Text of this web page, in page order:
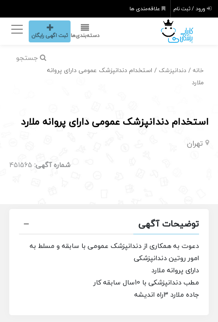
ورود / ثبت نام علاقه‌مندی ها
دسته‌بندی‌ها ثبت اگهی رایگان
جستجو
خانه /دندانپزشک / استخدام دندانپزشک عمومی دارای پروانه
ملارد
استخدام دندانپزشک عمومی دارای پروانه ملارد
تهران
شماره آگهی: 451565
توضیحات آگهی
دعوت به همکاری از دندانپزشک عمومی با سابقه و مسلط به
امور روتین دندانپزشکی
دارای پروانه ملارد
مطب دندانپزشکی با 10سال سابقه کار
جاده ملارد 3راه اندیشه